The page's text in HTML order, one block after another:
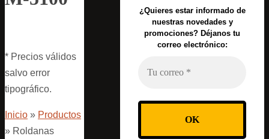
* Precios válidos
salvo error
tipográfico.
Inicio » Productos
» Roldanas
¿Quieres estar informado de
nuestras novedades y
promociones? Déjanos tu
correo electrónico: